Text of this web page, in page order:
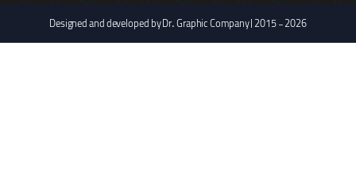
Designed and developed by Dr. Graphic Company | 2015 - 2026